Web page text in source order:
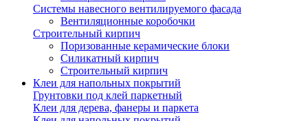
Системы навесного вентилируемого фасада
Вентиляционные коробочки
Строительный кирпич
Поризованные керамические блоки
Силикатный кирпич
Строительный кирпич
Клеи для напольных покрытий
Грунтовки под клей паркетный
Клеи для дерева, фанеры и паркета